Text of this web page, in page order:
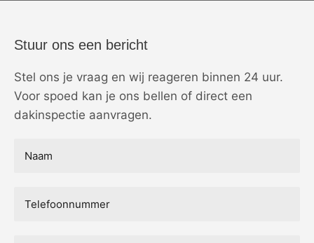
Stuur ons een bericht
Stel ons je vraag en wij reageren binnen 24 uur.
Voor spoed kan je ons bellen of direct een
dakinspectie aanvragen.